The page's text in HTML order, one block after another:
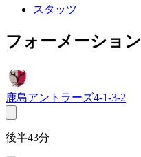
スタッツ
フォーメーション
鹿島アントラーズ4-1-3-2
後半43分